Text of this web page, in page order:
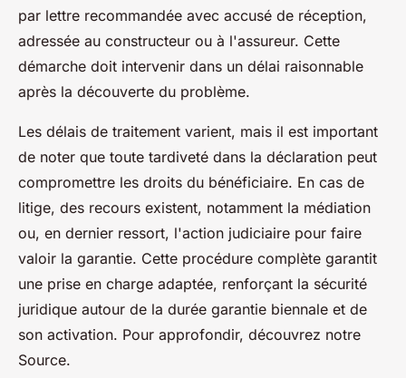
par lettre recommandée avec accusé de réception,
adressée au constructeur ou à l'assureur. Cette
démarche doit intervenir dans un délai raisonnable
après la découverte du problème.
Les délais de traitement varient, mais il est important
de noter que toute tardiveté dans la déclaration peut
compromettre les droits du bénéficiaire. En cas de
litige, des recours existent, notamment la médiation
ou, en dernier ressort, l'action judiciaire pour faire
valoir la garantie. Cette procédure complète garantit
une prise en charge adaptée, renforçant la sécurité
juridique autour de la durée garantie biennale et de
son activation. Pour approfondir, découvrez notre
Source.